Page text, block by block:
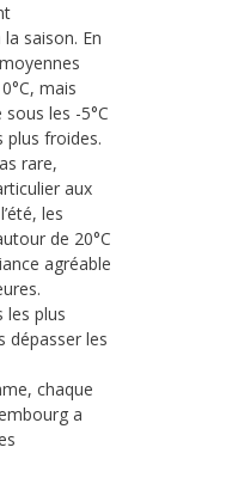
saison. En
mais
les -5°C
plus froides.
rare,
aux
les
de 20°C
agréable
les plus
dépasser les
chaque
a